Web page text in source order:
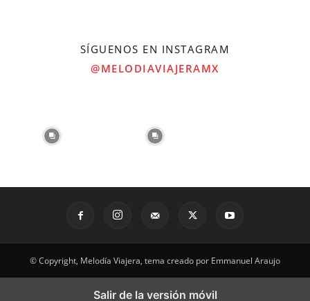
SÍGUENOS EN INSTAGRAM
@MELODIAVIAJERAMX
© Copyright, Melodía Viajera, tema creado por Emmanuel Araujo
Salir de la versión móvil